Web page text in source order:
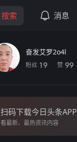
搜索 消息
奋发艾罗2o4l
粉丝 19 赞 99
扫码下载今日头条APP
看最新、最热资讯内容